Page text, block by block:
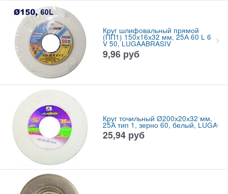
Круг шлифовальный прямой
(ПП1) 150х16х32 мм, 25А 60 L 6
V 50, LUGAABRASIV
9,96 руб
Круг точильный Ø200х20х32 мм,
25А тип 1, зерно 60, белый, LUGA
25,94 руб